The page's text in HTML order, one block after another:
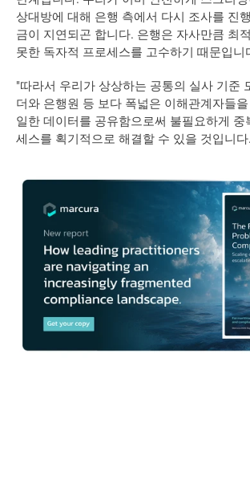
상대방에 대해 은행 측에서 다시 조사를 진
금이 지연되곤 합니다. 은행은 자사만큼 최
못한 독자적 프로세스를 고수하기 때문입니
"따라서 우리가 상상하는 공통의 실사 기준
더와 은행원 등 보다 폭넓은 이해관계자들
일한 데이터를 공유함으로써 불필요하게 중
세스를 획기적으로 해결할 수 있을 것입니다